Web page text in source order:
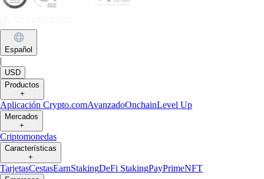
Español
|
USD
Productos
+
Aplicación Crypto.comAvanzadoOnchainLevel Up
Mercados
+
Criptomonedas
Características
+
TarjetasCestasEarnStakingDeFi StakingPayPrimeNFT